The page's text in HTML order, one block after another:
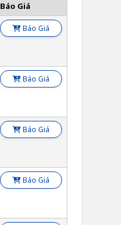
Báo Giá
Báo Giá
Báo Giá
Báo Giá
Báo Giá